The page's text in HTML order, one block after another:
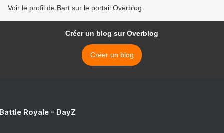
Voir le profil de Bart sur le portail Overblog
Créer un blog sur Overblog
Créer un blog
Royale - DayZ